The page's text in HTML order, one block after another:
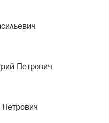
Петрович